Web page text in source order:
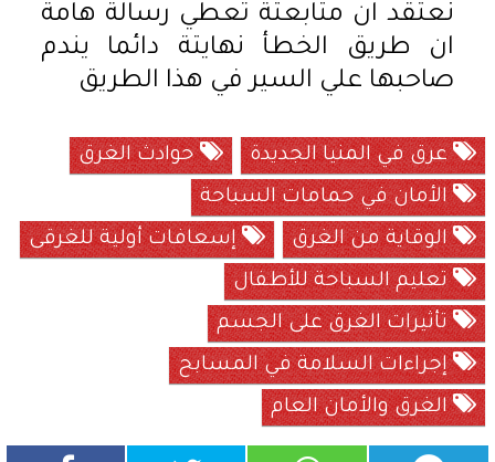
نعتقد ان متابعتة تعطي رسالة هامة
ان طريق الخطأ نهايتة دائما يندم
صاحبها علي السير في هذا الطريق
عرق في المنيا الجديدة
حوادث الغرق
الأمان في حمامات السباحة
الوقاية من الغرق
إسعافات أولية للغرقى
تعليم السباحة للأطفال
تأثيرات الغرق على الجسم
إجراءات السلامة في المسابح
الغرق والأمان العام